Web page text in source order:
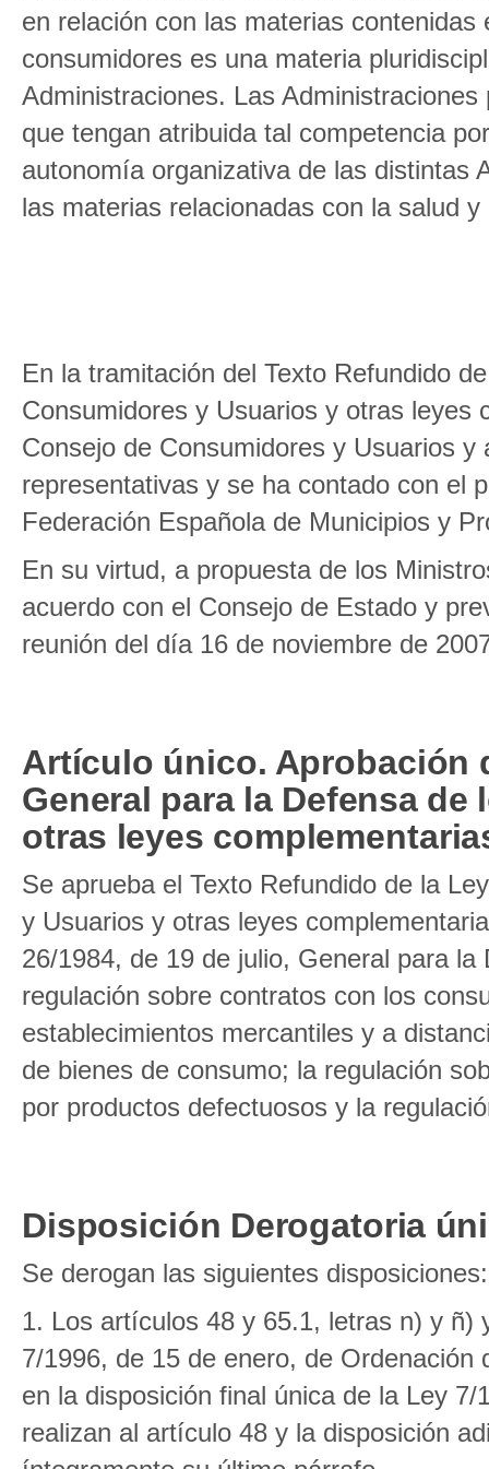
en relación con las materias
consumidores es una materia
Administraciones. Las
que tengan atribuida tal competencia
autonomía organizativa de las distintas
las materias relacionadas con la salud
En la tramitación del Texto Refundido
Consumidores y Usuarios y otras leyes
Consejo de Consumidores y Usuarios
representativas y se ha contado con el
Federación Española de Municipios y
En su virtud, a propuesta de los
acuerdo con el Consejo de Estado y
reunión del día 16 de noviembre de
Artículo único. Aprobación
General para la Defensa
otras leyes
Se aprueba el Texto Refundido de la
y Usuarios y otras leyes
26/1984, de 19 de julio, General para
regulación sobre contratos con los
establecimientos mercantiles y a
de bienes de consumo; la regulación
por productos defectuosos y la
Disposición Derogatoria
Se derogan las siguientes disposiciones:
1. Los artículos 48 y 65.1, letras n) y ñ)
7/1996, de 15 de enero, de
en la disposición final única de la Ley
realizan al artículo 48 y la disposición